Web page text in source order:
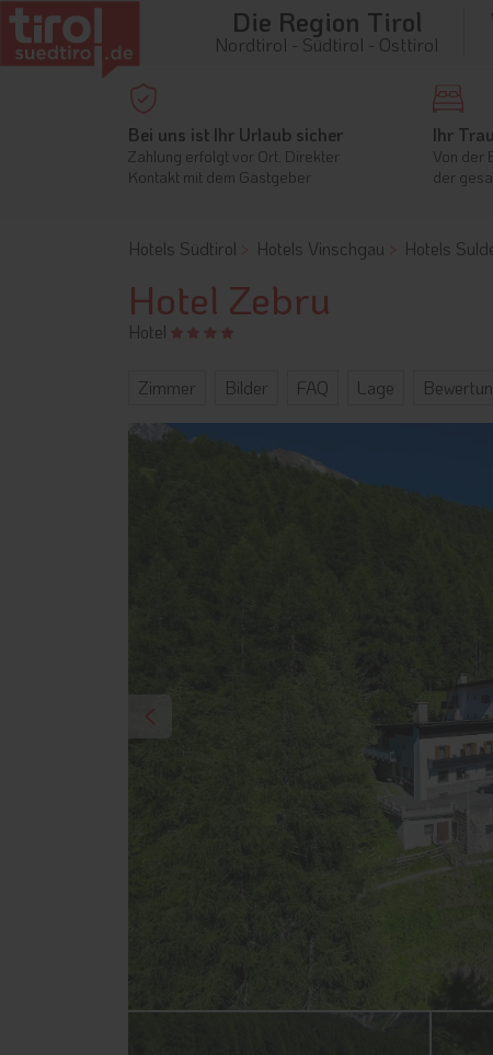
Die Region Tirol
Nordtirol - Südtirol - Osttirol
Bei uns ist Ihr Urlaub sicher
Zahlung erfolgt vor Ort. Direkter
Kontakt mit dem Gastgeber
Ihr
Von der
der
Hotels Südtirol Hotels Vinschgau Hotels
Hotel Zebru
Hotel
Zimmer Bilder FAQ Lage